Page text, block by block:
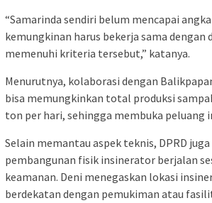
“Samarinda sendiri belum mencapai
kemungkinan harus bekerja sama dengan
memenuhi kriteria tersebut,” katanya.
Menurutnya, kolaborasi dengan
bisa memungkinkan total produksi
ton per hari, sehingga membuka peluang
Selain memantau aspek teknis, DPRD
pembangunan fisik insinerator berjalan
keamanan. Deni menegaskan lokasi
berdekatan dengan pemukiman atau